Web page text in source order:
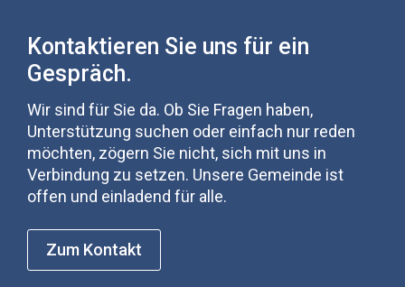
Kontaktieren Sie uns für ein
Gespräch.
Wir sind für Sie da. Ob Sie Fragen haben,
Unterstützung suchen oder einfach nur reden
möchten, zögern Sie nicht, sich mit uns in
Verbindung zu setzen. Unsere Gemeinde ist
offen und einladend für alle.
Zum Kontakt